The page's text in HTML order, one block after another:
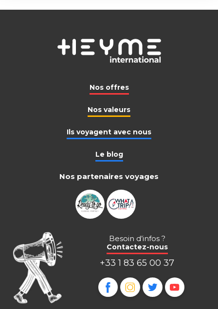
Nos offres
Nos valeurs
Ils voyagent avec nous
Le blog
Nos partenaires voyages
Besoin d’infos ?
Contactez-nous
+33 1 83 65 00 37